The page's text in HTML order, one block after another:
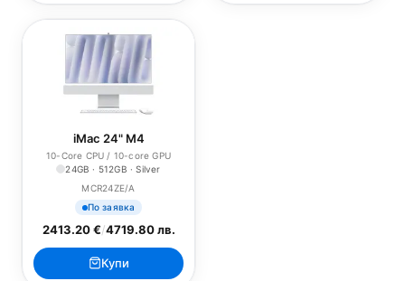
iMac 24" M4
10-Core CPU / 10-core GPU
24GB · 512GB · Silver
MCR24ZE/A
По заявка
2413.20 €/4719.80 лв.
Купи